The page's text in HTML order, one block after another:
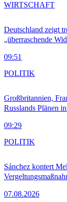
Deutschland zeigt
„überraschende
09:51
WIRTSCHAFT
Großbritannien,
Russlands Plänen
09:29
POLITIK
Sánchez kontert
07.08.2026
POLITIK